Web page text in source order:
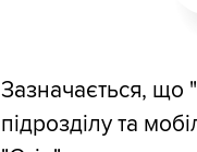
Зазначається, що
підрозділу та